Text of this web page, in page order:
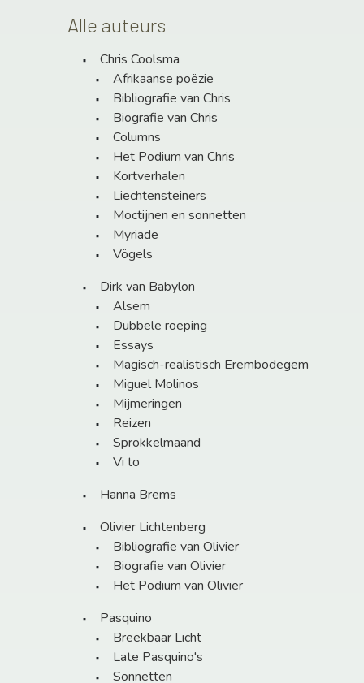
Alle auteurs
Chris Coolsma
Afrikaanse poëzie
Bibliografie van Chris
Biografie van Chris
Columns
Het Podium van Chris
Kortverhalen
Liechtensteiners
Moctijnen en sonnetten
Myriade
Vögels
Dirk van Babylon
Alsem
Dubbele roeping
Essays
Magisch-realistisch Erembodegem
Miguel Molinos
Mijmeringen
Reizen
Sprokkelmaand
Vi to
Hanna Brems
Olivier Lichtenberg
Bibliografie van Olivier
Biografie van Olivier
Het Podium van Olivier
Pasquino
Breekbaar Licht
Late Pasquino's
Sonnetten